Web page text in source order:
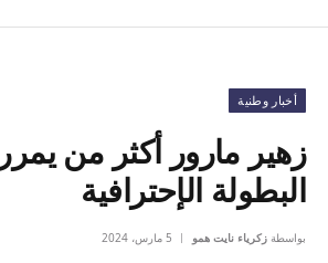
أخبار وطنية
زهير مارور أكثر من
البطولة الإحترافية
بواسطة زكرياء نايت همو 5 مارس، 2024